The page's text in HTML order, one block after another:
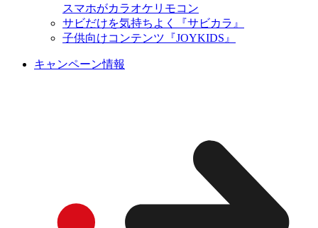
スマホがカラオケリモコン
サビだけを気持ちよく『サビカラ』
子供向けコンテンツ『JOYKIDS』
キャンペーン情報